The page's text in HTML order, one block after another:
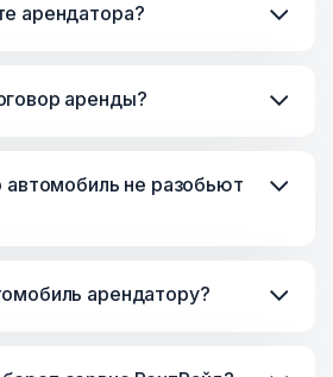
арендатора?
аренды?
автомобиль не разобьют
арендатору?